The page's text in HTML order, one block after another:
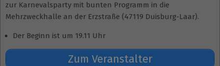
zur Karnevalsparty mit bunten Programm in die
Mehrzweckhalle an der Erzstraße (47119 Duisburg-Laar).
Der Beginn ist um 19.11 Uhr
Zum Veranstalter